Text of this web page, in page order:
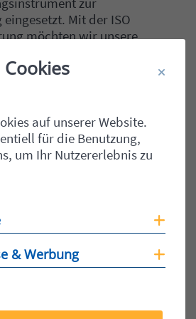
Mit der ISO
möchten wir unsere
Michael Schmidt
BEITRÄGE
Cookies
auf unserer Website.
für die Benutzung,
um Ihr Nutzererlebnis zu
Werbung
& Werbung